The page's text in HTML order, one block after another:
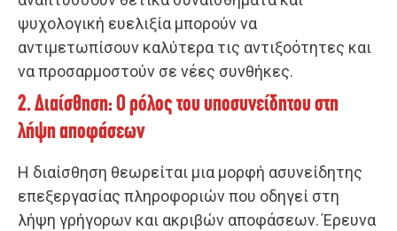
ψυχολογική ευελιξία μπορούν να
αντιμετωπίσουν καλύτερα τις αντιξοότητες και
να προσαρμοστούν σε νέες συνθήκες.
2. Διαίσθηση: Ο ρόλος του υποσυνείδητου στη
λήψη αποφάσεων
Η διαίσθηση θεωρείται μια μορφή ασυνείδητης
επεξεργασίας πληροφοριών που οδηγεί στη
λήψη γρήγορων και ακριβών αποφάσεων. Έρευνα